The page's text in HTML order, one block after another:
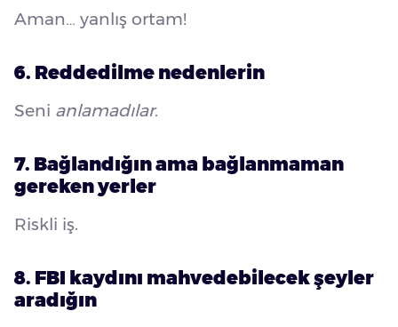
Aman… yanlış ortam!
6. Reddedilme nedenlerin
Seni anlamadılar.
7. Bağlandığın ama bağlanmaman
gereken yerler
Riskli iş.
8. FBI kaydını mahvedebilecek şeyler
aradığın